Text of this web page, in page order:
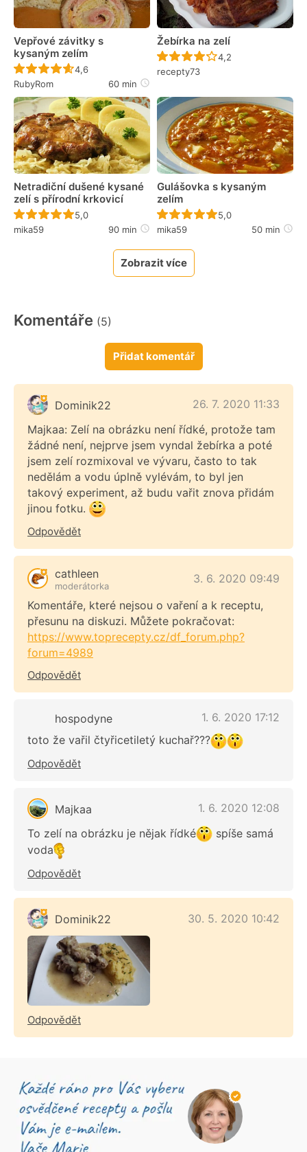
Vepřové závitky s
kysaným zelím
Recept ještě nebyl hodnocen
4,6
RubyRom
60 min
Žebírka na zelí
Recept ještě nebyl
4,2
recepty73
Netradiční dušené kysané
zelí s přírodní krkovicí
Recept ještě nebyl hodnocen
5,0
mika59
90 min
Gulášovka s kysaným
zelím
Recept ještě nebyl
5,0
mika59
50 min
Zobrazit více
Komentáře (5)
Přidat komentář
Dominik22
26. 7. 2020 11:33
Majkaa: Zelí na obrázku není řídké, protože tam
žádné není, nejprve jsem vyndal žebírka a poté
jsem zelí rozmixoval ve vývaru, často to tak
nedělám a vodu úplně vylévám, to byl jen
takový experiment, až budu vařit znova přidám
jinou fotku.
Odpovědět
cathleen
moderátorka
3. 6. 2020 09:49
Komentáře, které nejsou o vaření a k receptu,
přesunu na diskuzi. Můžete pokračovat:
https://www.toprecepty.cz/df_forum.php?
forum=4989
Odpovědět
hospodyne
1. 6. 2020 17:12
toto že vařil čtyřicetiletý kuchař???
Odpovědět
Majkaa
1. 6. 2020 12:08
To zelí na obrázku je nějak řídké
spíše samá
voda
Odpovědět
Dominik22 30. 5. 2020 10:42
Odpovědět